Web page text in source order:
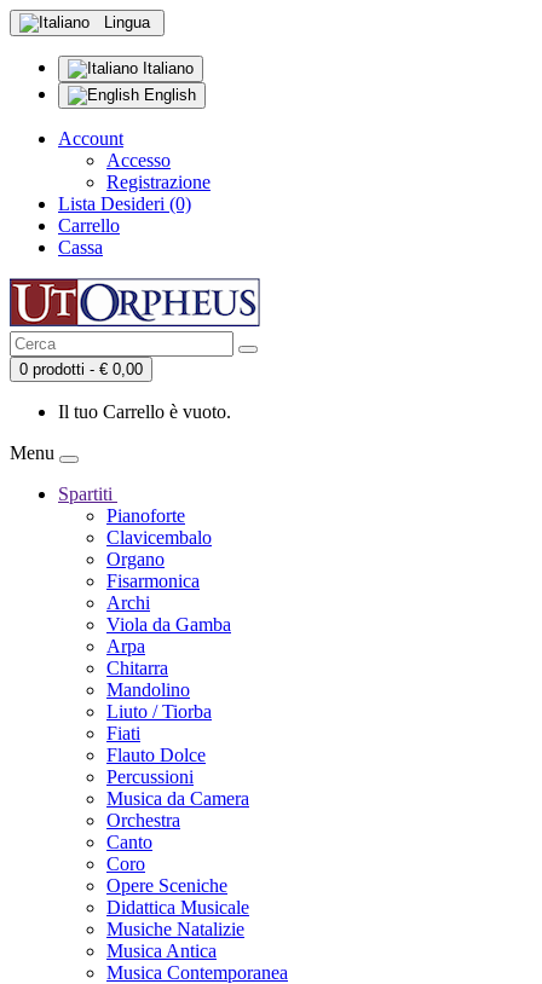
Lingua
Italiano
English
Account
Accesso
Registrazione
Lista Desideri (0)
Carrello
Cassa
0 prodotti - € 0,00
Il tuo Carrello è vuoto.
Menu
Spartiti
Pianoforte
Clavicembalo
Organo
Fisarmonica
Archi
Viola da Gamba
Arpa
Chitarra
Mandolino
Liuto / Tiorba
Fiati
Flauto Dolce
Percussioni
Musica da Camera
Orchestra
Canto
Coro
Opere Sceniche
Didattica Musicale
Musiche Natalizie
Musica Antica
Musica Contemporanea